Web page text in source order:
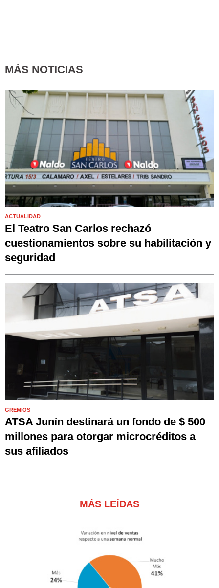
MÁS NOTICIAS
ACTUALIDAD
El Teatro San Carlos rechazó
cuestionamientos sobre su habilitación y
seguridad
GREMIOS
ATSA Junín destinará un fondo de $ 500
millones para otorgar microcréditos a
sus afiliados
MÁS LEÍDAS